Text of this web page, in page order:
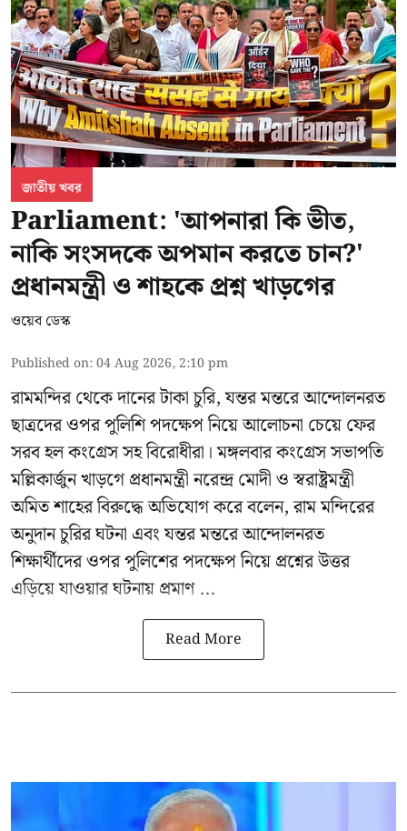
জাতীয় খবর
Parliament: 'আপনারা কি ভীত,
নাকি সংসদকে অপমান করতে চান?'
প্রধানমন্ত্রী ও শাহকে প্রশ্ন খাড়গের
ওয়েব ডেস্ক
Published on:04 Aug 2026, 2:10 pm
রামমন্দির থেকে দানের টাকা চুরি, যন্তর মন্তরে আন্দোলনরত
ছাত্রদের ওপর পুলিশি পদক্ষেপ নিয়ে আলোচনা চেয়ে ফের
সরব হল কংগ্রেস সহ বিরোধীরা। মঙ্গলবার কংগ্রেস সভাপতি
মল্লিকার্জুন খাড়গে প্রধানমন্ত্রী নরেন্দ্র মোদী ও স্বরাষ্ট্রমন্ত্রী
অমিত শাহের বিরুদ্ধে অভিযোগ করে বলেন, রাম মন্দিরের
অনুদান চুরির ঘটনা এবং যন্তর মন্তরে আন্দোলনরত
শিক্ষার্থীদের ওপর পুলিশের পদক্ষেপ নিয়ে প্রশ্নের উত্তর
এড়িয়ে যাওয়ার ঘটনায় প্রমাণ ...
Read More